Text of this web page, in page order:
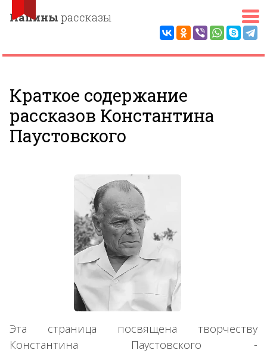
Папины рассказы
Краткое содержание
рассказов Константина
Паустовского
Эта страница посвящена творчеству
Константина Паустовского -